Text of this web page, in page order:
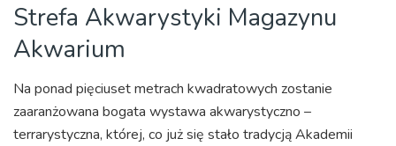
Strefa Akwarystyki Magazynu
Akwarium
Na ponad pięciuset metrach kwadratowych zostanie
zaaranżowana bogata wystawa akwarystyczno –
terrarystyczna, której, co już się stało tradycją Akademii